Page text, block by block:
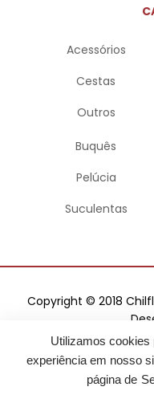
Utilizamos cookies
experiência em nosso
página de
Acessórios
Cestas
Outros
Buquês
Pelúcia
Suculentas
Copyright © 2018